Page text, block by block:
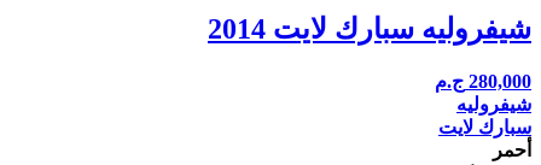
شيفروليه سبارك لايت 2014
280,000 ج.م
شيفروليه
سبارك لايت
أحمر